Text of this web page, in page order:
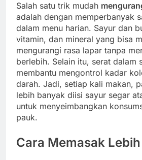
Salah satu trik mudah
adalah dengan memperbanyak
dalam menu harian. Sayur dan
vitamin, dan mineral yang bisa
mengurangi rasa lapar tanpa
berlebih. Selain itu, serat dalam
membantu mengontrol kadar
darah. Jadi, setiap kali makan,
lebih banyak diisi sayur segar
untuk menyeimbangkan
pauk.
Cara Memasak